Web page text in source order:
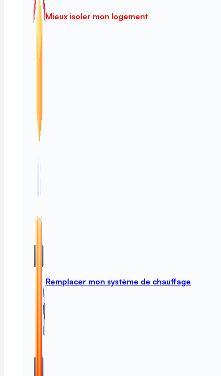
Mieux isoler mon logement
Remplacer mon système de chauffage